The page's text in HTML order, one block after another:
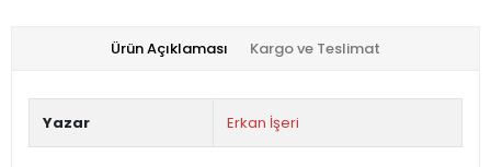
Ürün Açıklaması Kargo ve Teslimat
Yazar Erkan İşeri